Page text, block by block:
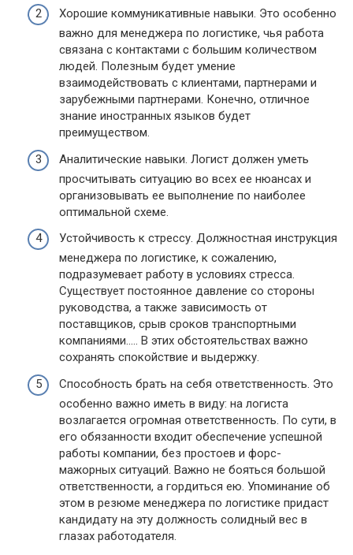
Хорошие коммуникативные навыки. Это особенно
важно для менеджера по логистике, чья работа
связана с контактами с большим количеством
людей. Полезным будет умение
взаимодействовать с клиентами, партнерами и
зарубежными партнерами. Конечно, отличное
знание иностранных языков будет
преимуществом.
Аналитические навыки. Логист должен уметь
просчитывать ситуацию во всех ее нюансах и
организовывать ее выполнение по наиболее
оптимальной схеме.
Устойчивость к стрессу. Должностная инструкция
менеджера по логистике, к сожалению,
подразумевает работу в условиях стресса.
Существует постоянное давление со стороны
руководства, а также зависимость от
поставщиков, срыв сроков транспортными
компаниями….. В этих обстоятельствах важно
сохранять спокойствие и выдержку.
Способность брать на себя ответственность. Это
особенно важно иметь в виду: на логиста
возлагается огромная ответственность. По сути, в
его обязанности входит обеспечение успешной
работы компании, без простоев и форс-
мажорных ситуаций. Важно не бояться большой
ответственности, а гордиться ею. Упоминание об
этом в резюме менеджера по логистике придаст
кандидату на эту должность солидный вес в
глазах работодателя.